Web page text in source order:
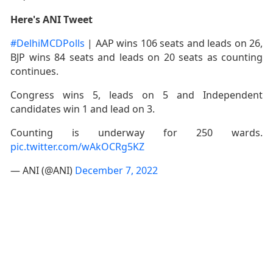
Here's ANI Tweet
#DelhiMCDPolls | AAP wins 106 seats and leads on 26,
BJP wins 84 seats and leads on 20 seats as counting
continues.
Congress wins 5, leads on 5 and Independent
candidates win 1 and lead on 3.
Counting is underway for 250 wards.
pic.twitter.com/wAkOCRg5KZ
— ANI (@ANI) December 7, 2022